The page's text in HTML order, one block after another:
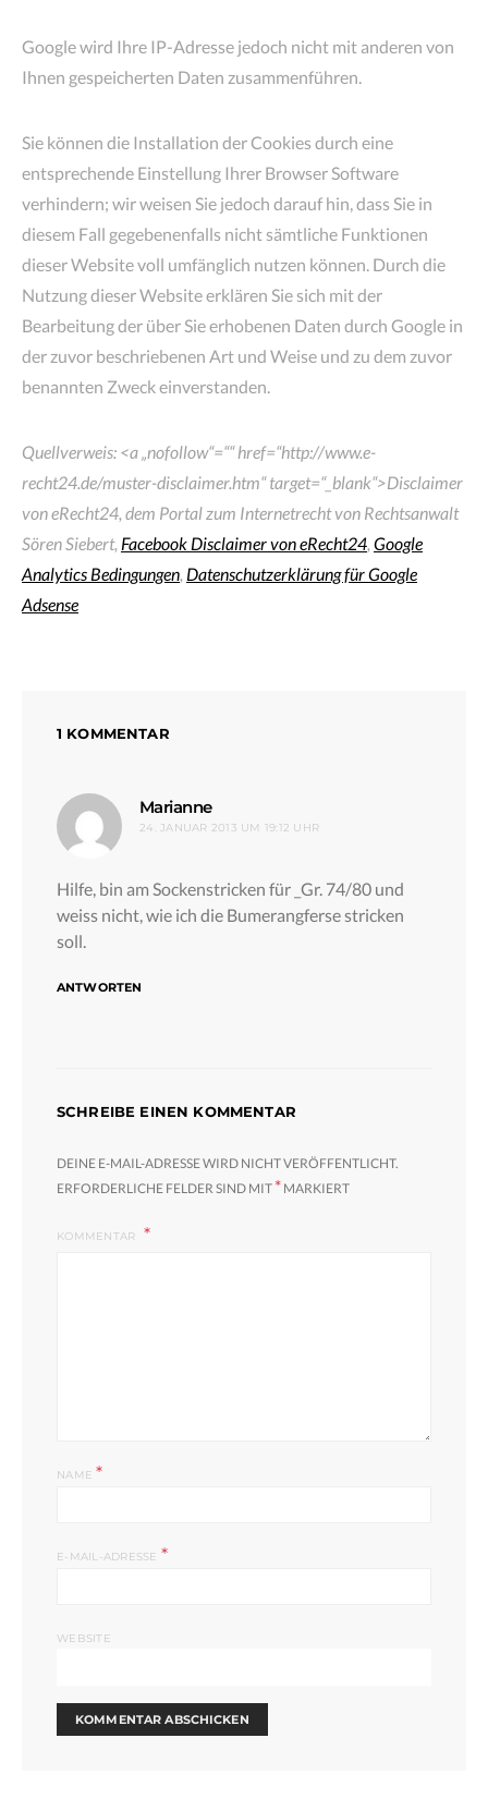
Google wird Ihre IP-Adresse jedoch nicht mit anderen von
Ihnen gespeicherten Daten zusammenführen.
Sie können die Installation der Cookies durch eine
entsprechende Einstellung Ihrer Browser Software
verhindern; wir weisen Sie jedoch darauf hin, dass Sie in
diesem Fall gegebenenfalls nicht sämtliche Funktionen
dieser Website voll umfänglich nutzen können. Durch die
Nutzung dieser Website erklären Sie sich mit der
Bearbeitung der über Sie erhobenen Daten durch Google in
der zuvor beschriebenen Art und Weise und zu dem zuvor
benannten Zweck einverstanden.
Quellverweis: <a „nofollow“=““ href=“http://www.e-
recht24.de/muster-disclaimer.htm“ target=“_blank“>Disclaimer
von eRecht24, dem Portal zum Internetrecht von Rechtsanwalt
Sören Siebert, Facebook Disclaimer von eRecht24, Google
Analytics Bedingungen, Datenschutzerklärung für Google
Adsense
1 KOMMENTAR
Mariannesagt:
24. JANUAR 2013 UM 19:12 UHR
Hilfe, bin am Sockenstricken für _Gr. 74/80 und
weiss nicht, wie ich die Bumerangferse stricken
soll.
ANTWORTEN
SCHREIBE EINEN KOMMENTAR
DEINE E-MAIL-ADRESSE WIRD NICHT VERÖFFENTLICHT.
ERFORDERLICHE FELDER SIND MIT * MARKIERT
KOMMENTAR
NAME*
E-MAIL-ADRESSE *
WEBSITE